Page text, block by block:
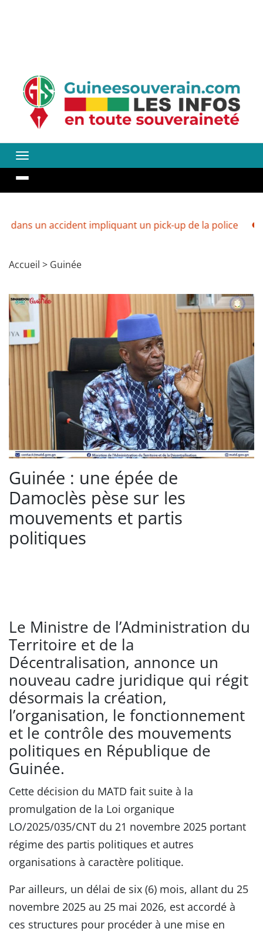
accident impliquant un pick-up de la police Guinée :
Accueil > Guinée
Guinée : une épée de
Damoclès pèse sur les
mouvements et partis
politiques
Le Ministre de l’Administration du
Territoire et de la
Décentralisation, annonce un
nouveau cadre juridique qui régit
désormais la création,
l’organisation, le fonctionnement
et le contrôle des mouvements
politiques en République de
Guinée.
Cette décision du MATD fait suite à la
promulgation de la Loi organique
LO/2025/035/CNT du 21 novembre 2025 portant
régime des partis politiques et autres
organisations à caractère politique.
Par ailleurs, un délai de six (6) mois, allant du 25
novembre 2025 au 25 mai 2026, est accordé à
ces structures pour procéder à une mise en